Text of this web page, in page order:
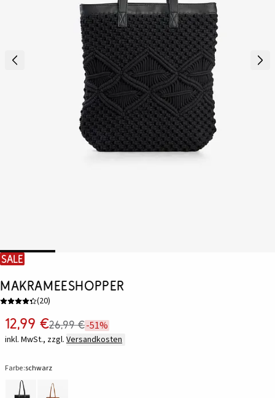
SALE
Makrameeshopper
(20)
12,99 €26,99 €-51%
inkl. MwSt., zzgl. Versandkosten
Farbe:schwarz